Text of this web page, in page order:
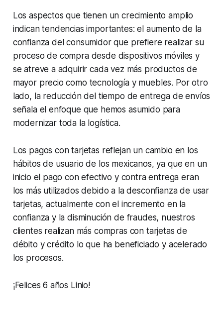
Los aspectos que tienen un crecimiento amplio
indican tendencias importantes: el aumento de la
confianza del consumidor que prefiere realizar su
proceso de compra desde dispositivos móviles y
se atreve a adquirir cada vez más productos de
mayor precio como tecnología y muebles. Por otro
lado, la reducción del tiempo de entrega de envíos
señala el enfoque que hemos asumido para
modernizar toda la logística.
Los pagos con tarjetas reflejan un cambio en los
hábitos de usuario de los mexicanos, ya que en un
inicio el pago con efectivo y contra entrega eran
los más utilizados debido a la desconfianza de usar
tarjetas, actualmente con el incremento en la
confianza y la disminución de fraudes, nuestros
clientes realizan más compras con tarjetas de
débito y crédito lo que ha beneficiado y acelerado
los procesos.
¡Felices 6 años Linio!